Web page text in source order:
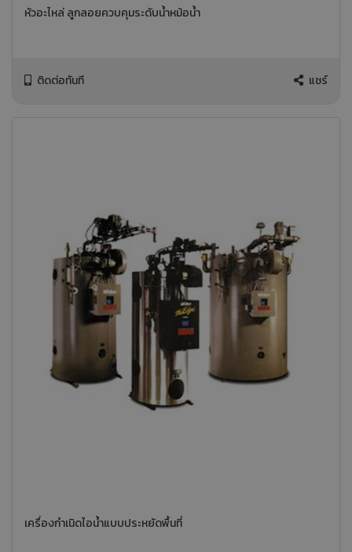
หัวอะไหล่ ลูกลอยควบคุมระดับน้ำหม้อน้ำ
ติดต่อทันที แชร์
เครื่องกำเนิดไอน้ำแบบประหยัดพื้นที่